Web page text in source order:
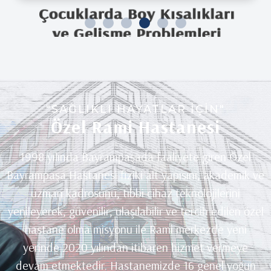
"SAĞLIKLI HAYATLAR İÇİN"
Özel Rami Hastanesi
1998 yılında Bayrampaşada faaliyete giren Özel
Bayrampaşa Hastanesi fiziki alt yapısını, akademik ve
uzman kadrosunu, tıbbi cihaz teknolojilerini
yenileyerek, güvenilir, ulaşılabilir ve tercih edilen özel
hastane olma misyonu ile Rami merkezde yeni
yerinde 2020 yılından itibaren hizmet vermeye
devam etmektedir. Hastanemizde 16 genel yoğun